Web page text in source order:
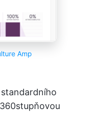
Amp